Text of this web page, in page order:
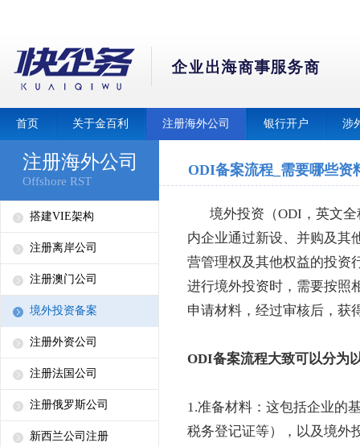
首页 关于金百利 注册海外公司 银行开户 涉
注册海外公司
Offshore RST
搭建VIE架构
注册离岸公司
注册澳门公司
境外投资备案
注册外资公司
注册法国公司
注册俄罗斯公司
新西兰公司注册
ODI备案流程_需要哪些资
境外投资（ODI，英文全
内企业通过新设、并购及其
营管理权及其他权益的投资
进行境外投资时，需要按照
申请材料，经过审核后，获
ODI备案流程大致可以分为
1.准备材料：这包括企业的
税务登记证等），以及境外